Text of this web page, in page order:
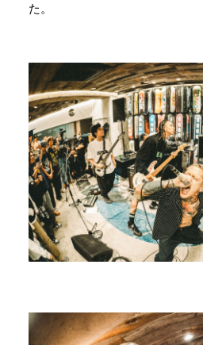
た。